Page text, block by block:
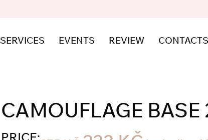
SERVICES EVENTS REVIEW CONTACTS
CAMOUFLAGE BASE